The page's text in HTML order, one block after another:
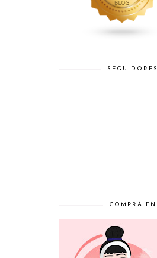
SEGUIDORES
COMPRA EN